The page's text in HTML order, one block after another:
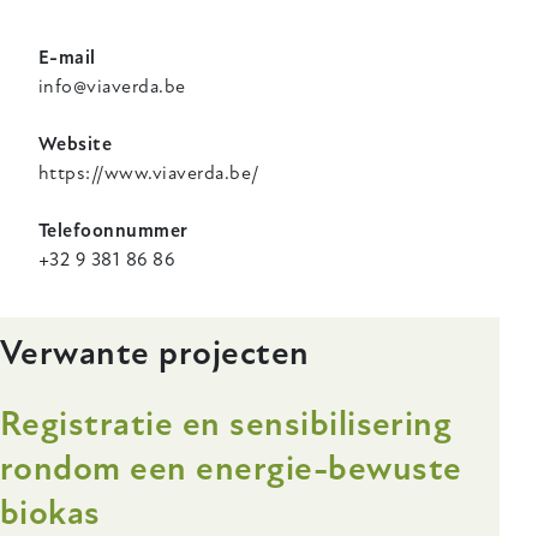
E-mail
info@viaverda.be
Website
https://www.viaverda.be/
Telefoonnummer
+32 9 381 86 86
Verwante projecten
Registratie en sensibilisering
rondom een energie-bewuste
biokas